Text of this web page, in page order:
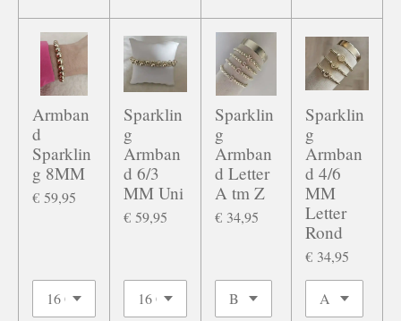
Armban
d
Sparklin
g 8MM
€ 59,95
Sparklin
g
Armban
d 6/3
MM Uni
€ 59,95
Sparklin
g
Armban
d Letter
A tm Z
€ 34,95
Sparklin
g
Armban
d 4/6
MM
Letter
Rond
€ 34,95